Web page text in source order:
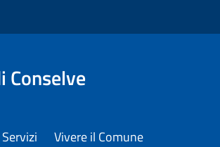
Conselve
Servizi Vivere il Comune